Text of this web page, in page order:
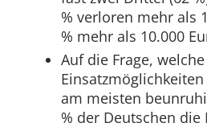
% verloren mehr als
% mehr als 10.000
Auf die Frage, welche
am meisten
% der Deutschen